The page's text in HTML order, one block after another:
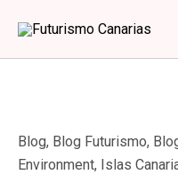
Category
Blog, Blog Futurismo,
Environment, Islas